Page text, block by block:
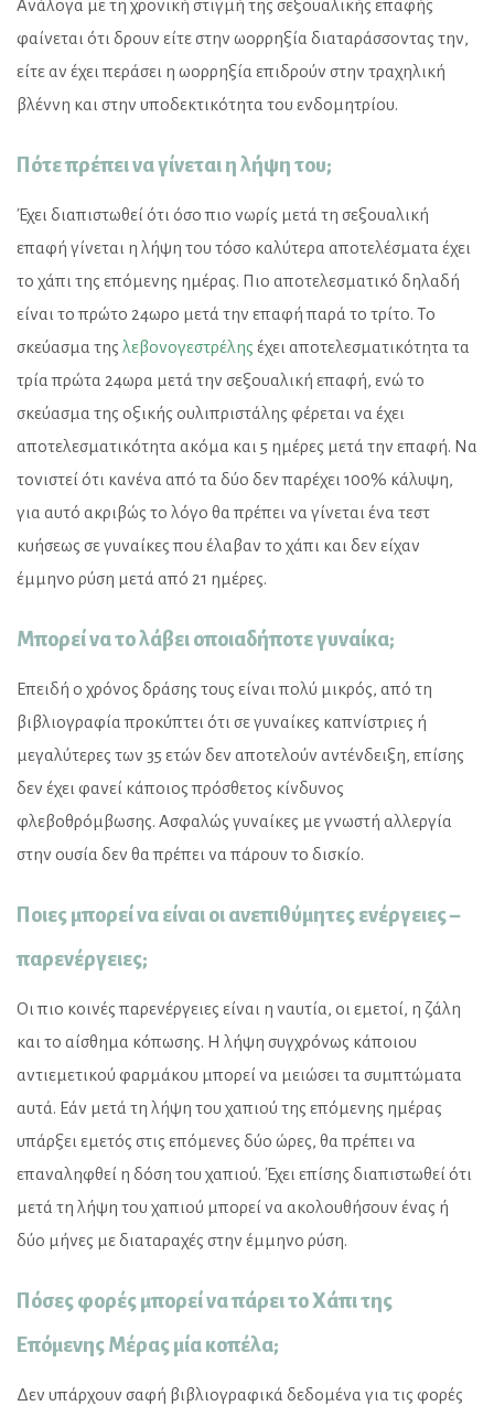
Ανάλογα με τη χρονική στιγμή της σεξουαλικής επαφής
φαίνεται ότι δρουν είτε στην ωορρηξία διαταράσσοντας την,
είτε αν έχει περάσει η ωορρηξία επιδρούν στην τραχηλική
βλέννη και στην υποδεκτικότητα του ενδομητρίου.
Πότε πρέπει να γίνεται η λήψη του;
Έχει διαπιστωθεί ότι όσο πιο νωρίς μετά τη σεξουαλική
επαφή γίνεται η λήψη του τόσο καλύτερα αποτελέσματα έχει
το χάπι της επόμενης ημέρας. Πιο αποτελεσματικό δηλαδή
είναι το πρώτο 24ωρο μετά την επαφή παρά το τρίτο. Το
σκεύασμα της λεβονογεστρέλης έχει αποτελεσματικότητα τα
τρία πρώτα 24ωρα μετά την σεξουαλική επαφή, ενώ το
σκεύασμα της οξικής ουλιπριστάλης φέρεται να έχει
αποτελεσματικότητα ακόμα και 5 ημέρες μετά την επαφή. Να
τονιστεί ότι κανένα από τα δύο δεν παρέχει 100% κάλυψη,
για αυτό ακριβώς το λόγο θα πρέπει να γίνεται ένα τεστ
κυήσεως σε γυναίκες που έλαβαν το χάπι και δεν είχαν
έμμηνο ρύση μετά από 21 ημέρες.
Μπορεί να το λάβει οποιαδήποτε γυναίκα;
Επειδή ο χρόνος δράσης τους είναι πολύ μικρός, από τη
βιβλιογραφία προκύπτει ότι σε γυναίκες καπνίστριες ή
μεγαλύτερες των 35 ετών δεν αποτελούν αντένδειξη, επίσης
δεν έχει φανεί κάποιος πρόσθετος κίνδυνος
φλεβοθρόμβωσης. Ασφαλώς γυναίκες με γνωστή αλλεργία
στην ουσία δεν θα πρέπει να πάρουν το δισκίο.
Ποιες μπορεί να είναι οι ανεπιθύμητες ενέργειες –
παρενέργειες;
Οι πιο κοινές παρενέργειες είναι η ναυτία, οι εμετοί, η ζάλη
και το αίσθημα κόπωσης. Η λήψη συγχρόνως κάποιου
αντιεμετικού φαρμάκου μπορεί να μειώσει τα συμπτώματα
αυτά. Εάν μετά τη λήψη του χαπιού της επόμενης ημέρας
υπάρξει εμετός στις επόμενες δύο ώρες, θα πρέπει να
επαναληφθεί η δόση του χαπιού. Έχει επίσης διαπιστωθεί ότι
μετά τη λήψη του χαπιού μπορεί να ακολουθήσουν ένας ή
δύο μήνες με διαταραχές στην έμμηνο ρύση.
Πόσες φορές μπορεί να πάρει το Χάπι της
Επόμενης Μέρας μία κοπέλα;
Δεν υπάρχουν σαφή βιβλιογραφικά δεδομένα για τις φορές